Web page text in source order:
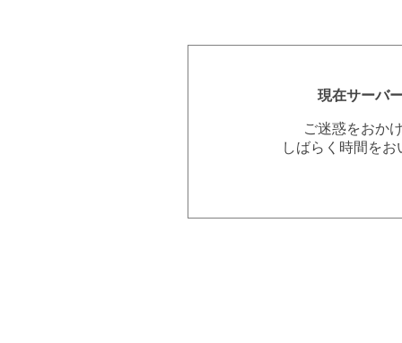
現在サーバ
ご迷惑をおか
しばらく時間を